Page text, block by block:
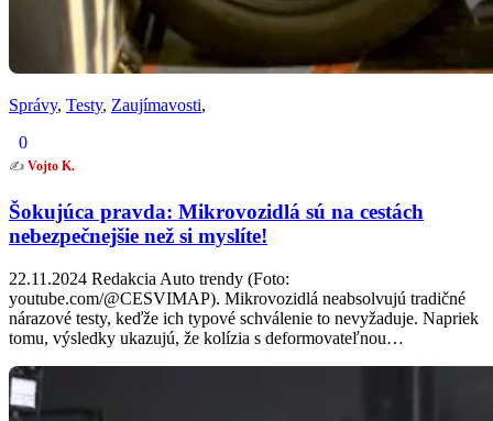
Správy, Testy, Zaujímavosti,
0
✍️ Vojto K.
Šokujúca pravda: Mikrovozidlá sú na cestách
nebezpečnejšie než si myslíte!
22.11.2024 Redakcia Auto trendy (Foto:
youtube.com/@CESVIMAP). Mikrovozidlá neabsolvujú tradičné
nárazové testy, keďže ich typové schválenie to nevyžaduje. Napriek
tomu, výsledky ukazujú, že kolízia s deformovateľnou…